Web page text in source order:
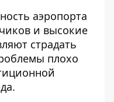
аэропорта
и высокие
страдать
плохо